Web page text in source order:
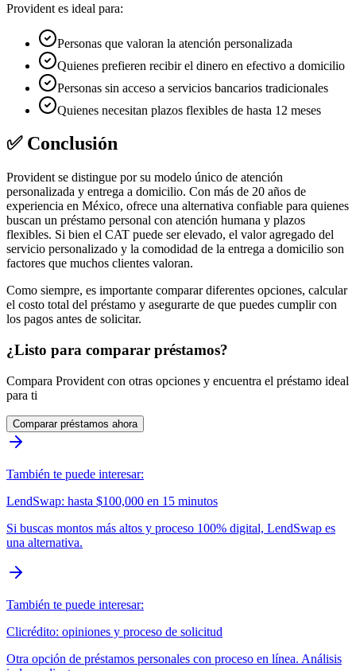
Provident es ideal para:
Personas que valoran la atención personalizada
Quienes prefieren recibir el dinero en efectivo a domicilio
Personas sin acceso a servicios bancarios tradicionales
Quienes necesitan plazos flexibles de hasta 12 meses
✅ Conclusión
Provident se distingue por su modelo único de atención
personalizada y entrega a domicilio. Con más de 20 años de
experiencia en México, ofrece una alternativa confiable para quienes
buscan un préstamo personal con atención humana y plazos
flexibles. Si bien el CAT puede ser elevado, el valor agregado del
servicio personalizado y la comodidad de la entrega a domicilio son
factores que muchos clientes valoran.
Como siempre, es importante comparar diferentes opciones, calcular
el costo total del préstamo y asegurarte de que puedes cumplir con
los pagos antes de solicitar.
¿Listo para comparar préstamos?
Compara Provident con otras opciones y encuentra el préstamo ideal
para ti
Comparar préstamos ahora
También te puede interesar:
LendSwap: hasta $100,000 en 15 minutos
Si buscas montos más altos y proceso 100% digital, LendSwap es
una alternativa.
También te puede interesar:
Clicrédito: opiniones y proceso de solicitud
Otra opción de préstamos personales con proceso en línea. Análisis